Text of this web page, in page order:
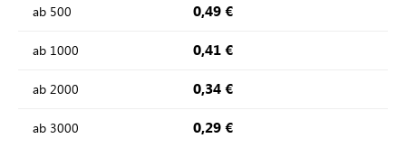
ab 500 0,49 €
ab 1000 0,41 €
ab 2000 0,34 €
ab 3000 0,29 €